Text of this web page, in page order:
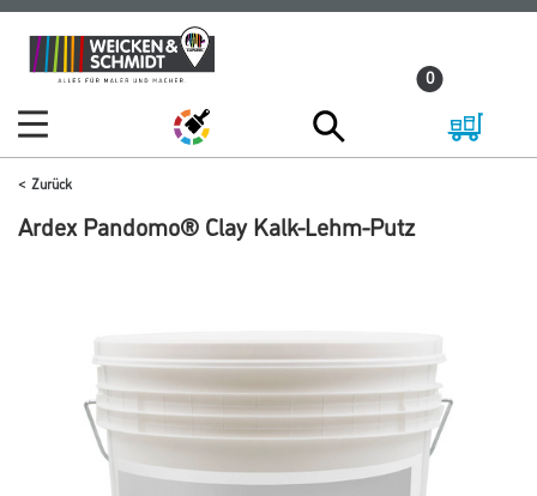
Zum
Inhalt
Zum
Navigationsmenü
0
Zurück
Ardex Pandomo® Clay Kalk-Lehm-Putz